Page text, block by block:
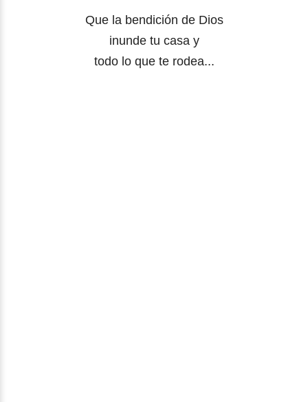
Que la bendición de Dios
inunde tu casa y
todo lo que te rodea...